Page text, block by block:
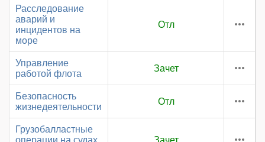
Расследование
аварий и
инцидентов на
море
Отл
Управление
работой флота
Зачет
Безопасность
жизнедеятельности
Отл
Грузобалластные
операции на судах
Зачет